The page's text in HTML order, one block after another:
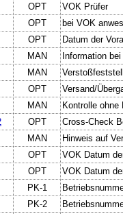
OPT
VOK Prüfer
OPT
bei VOK
OPT
Datum der
MAN
Information
MAN
OPT
Versand/
MAN
Kontrolle
OPT
Cross-Check
MAN
Hinweis auf
OPT
VOK Datum
OPT
VOK Datum
PK-1
PK-2